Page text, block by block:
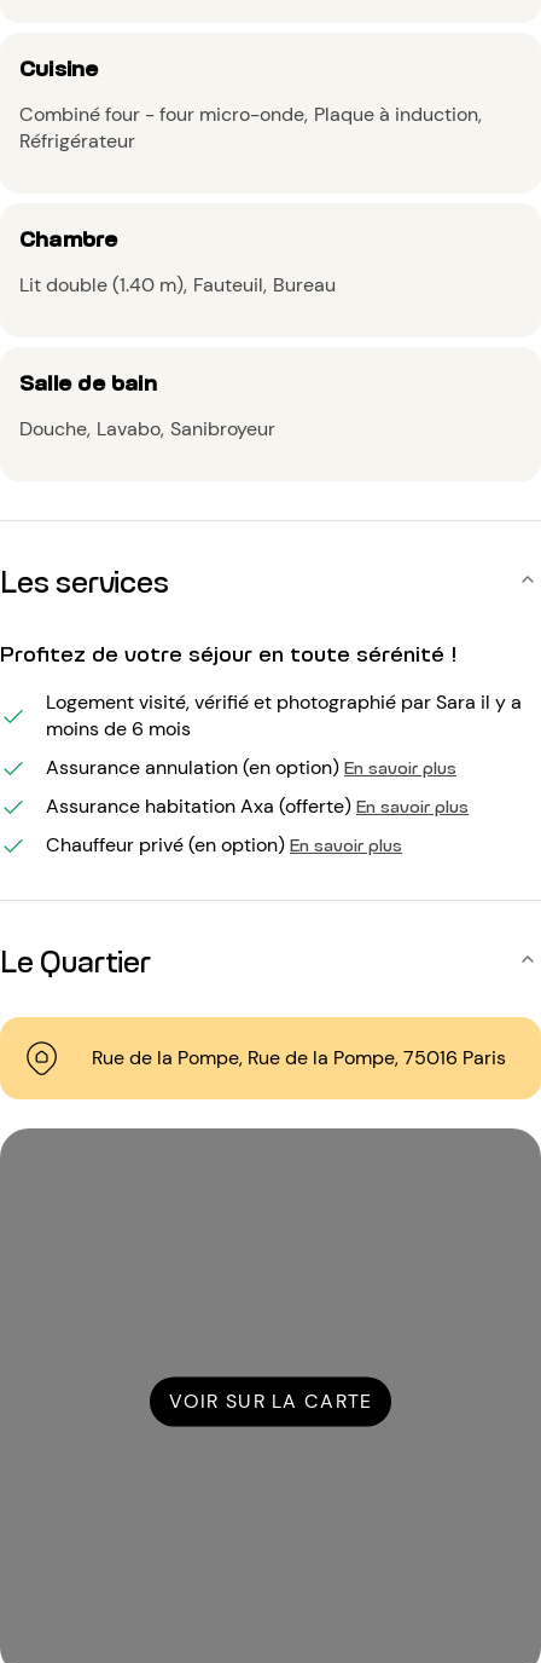
Cuisine
Combiné four - four micro-onde Plaque à induction
Réfrigérateur
Chambre
Lit double (1.40 m) Fauteuil Bureau
Salle de bain
Douche Lavabo Sanibroyeur
Les services
Profitez de votre séjour en toute sérénité !
Logement visité, vérifié et photographié par Sara il y a
moins de 6 mois
Assurance annulation (en option) En savoir plus
Assurance habitation Axa (offerte) En savoir plus
Chauffeur privé (en option) En savoir plus
Le Quartier
Rue de la Pompe, Rue de la Pompe, 75016 Paris
VOIR SUR LA CARTE